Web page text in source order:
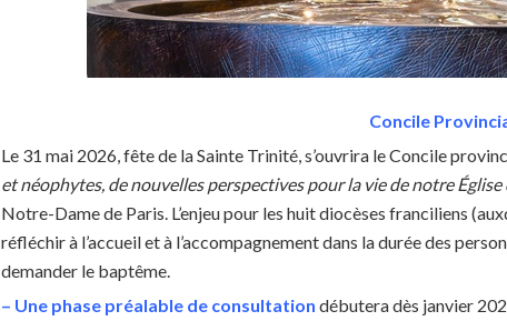
Concile
Le 31 mai 2026, fête de la Sainte Trinité, s’ouvrira le Concile
et néophytes, de nouvelles perspectives pour la vie de notre Église
Notre-Dame de Paris. L’enjeu pour les huit diocèses franciliens
réfléchir à l’accueil et à l’accompagnement dans la durée des
demander le baptême.
– Une phase préalable de consultation débutera dès janvier